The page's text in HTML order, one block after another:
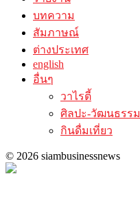
บทความ
สัมภาษณ์
ต่างประเทศ
english
อื่นๆ
วาไรตี้
ศิลปะ-วัฒนธรรม
กินดื่มเที่ยว
© 2026 siambusinessnews